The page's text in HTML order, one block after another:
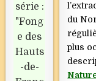
du
plus
série :
"Fong
e des
Hauts
-de-